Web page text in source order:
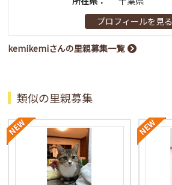
プロフィールを見る
kemikemiさんの里親募集一覧
類似の里親募集